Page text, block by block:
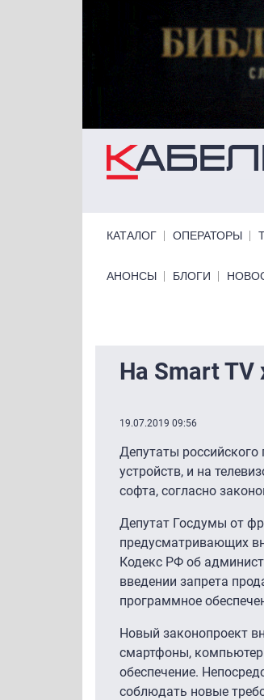
КАТАЛОГ ОПЕРАТОРЫ
Primary links bottom
АНОНСЫ БЛОГИ
На Smart TV
19.07.2019 09:56
Депутаты
устройств, и на
софта, согласно
Депутат Госдумы от
предусматривающих
Кодекс РФ об
введении запрета
программное
Новый законопроект
смартфоны,
обеспечение.
соблюдать новые